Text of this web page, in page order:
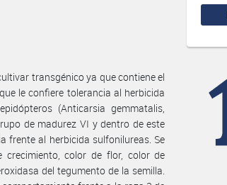
transgénico ya que contiene el
le confiere tolerancia al herbicida
(Anticarsia gemmatalis,
de madurez VI y dentro de este
frente al herbicida sulfonilureas. Se
crecimiento, color de flor, color de
del tegumento de la semilla.